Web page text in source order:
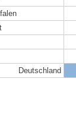
Deutschland